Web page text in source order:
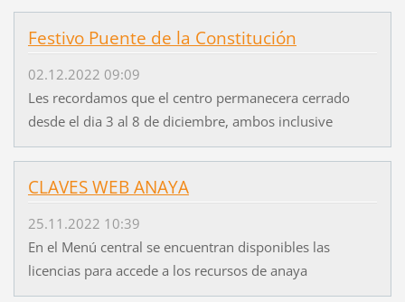
Festivo Puente de la Constitución
02.12.2022 09:09
Les recordamos que el centro permanecera cerrado
desde el dia 3 al 8 de diciembre, ambos inclusive
CLAVES WEB ANAYA
25.11.2022 10:39
En el Menú central se encuentran disponibles las
licencias para accede a los recursos de anaya